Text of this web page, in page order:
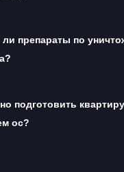
препараты по
подготовить
ос?